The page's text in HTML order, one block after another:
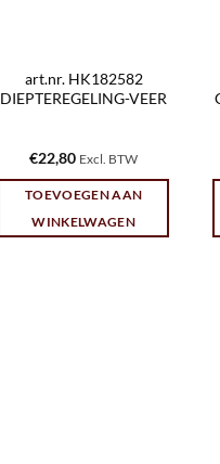
art.nr. HK182582
DIEPTEREGELING-VEER
€22,80 Excl. BTW
TOEVOEGEN AAN
WINKELWAGEN